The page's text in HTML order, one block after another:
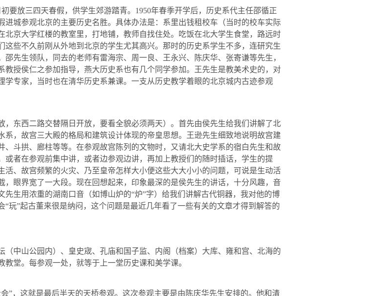
初要放三四天春假，供学生郊游踏青。 1950年春季开学后，历史系代主任邵循正
进城参观北京的主要历史名胜。具体办法是：系里出钱租校车（当时的校车实际
北京大学红楼的教室里，打地铺，教师自找住处。吃饭在北大学生食堂，路远时
这些不久前刚从外地到北京的学生尤其高兴。那时的历史系学生不多，连研究生
邵先生领队，同去的老师有雷海宗、周一良、王永兴、陈庆华、张寄谦等先生，
教授侯仁之参加指导，燕大历史系也有几个同学参加。王先生是教美术史的，对
学专家，当时也在清华历史系兼课。一支从历史教学着眼的北京城内古迹参观
，东西二路交替隔日开放，要看全貌必须两天）。首先由侯先生给我们讲解了北
系，故宫三大殿的格局和建筑设计体现的帝皇思想。王逊先生细致地说明故宫建
、斗拱、廊柱等等。在参观故宫陈列的文物时，又请北大史学系的宿白先生和故
或者在参观前集中讲，或者边参观边讲，再加上教授们的随时插话，学生的提
活、故宫频繁的火灾、乃至皇帝怎样大小便这些大大小小的问题，可说是生动活
，眼界宽了一大段。现在回想起来，印象最深的是侯先生的讲话，十分风趣，音
生用浓重的湖南口音（如博山炉的“炉”字）给我们讲解古代铜器，我对他的博
玩”起古董来很是纳闷，这个问题是最近几年看了一些有关的文章才得到解答的
（中山公园内）、皇史宬、孔庙和国子监、内阁（档案）大库、雍和宫、北海的
堂。每参观一处，就等于上一堂历史课和美学课。
”，这就是最后半天的天桥参观。这次参观主要是由陈庆华先生安排的。他和清